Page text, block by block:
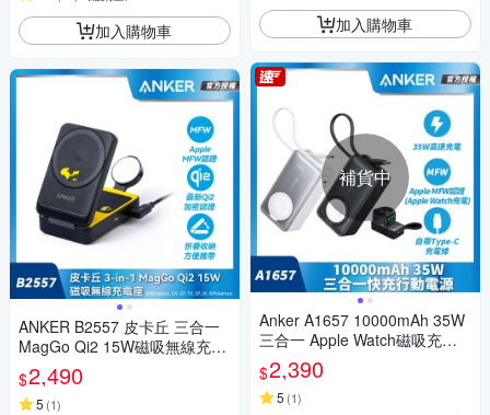
加入購物車
ANKER B2557 皮卡丘 三合一
MagGo Qi2 15W磁吸無線充電
座
$2,490
5 (1)
加入購物車
補貨中
Anker A1657 10000mAh 35W
三合一 Apple Watch磁吸充行
動電源-白
$2,390
5 (1)